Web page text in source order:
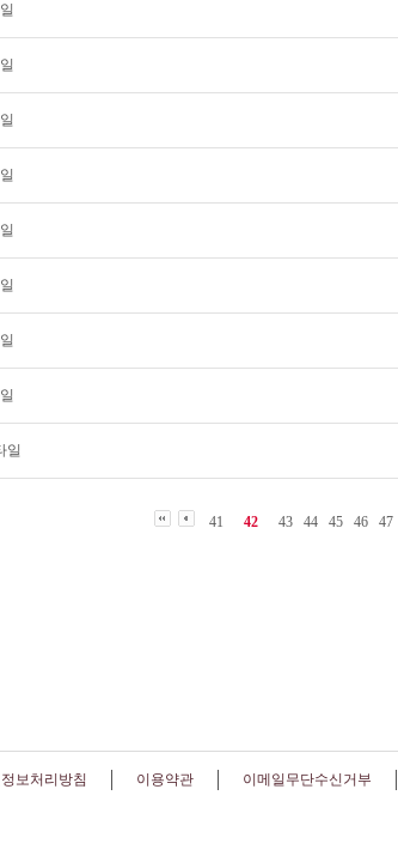
일
41 42 43 44 45 46 47
보처리방침 이용약관 이메일무단수신거부